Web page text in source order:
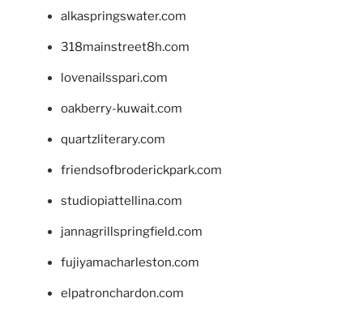
alkaspringswater.com
318mainstreet8h.com
lovenailsspari.com
oakberry-kuwait.com
quartzliterary.com
friendsofbroderickpark.com
studiopiattellina.com
jannagrillspringfield.com
fujiyamacharleston.com
elpatronchardon.com